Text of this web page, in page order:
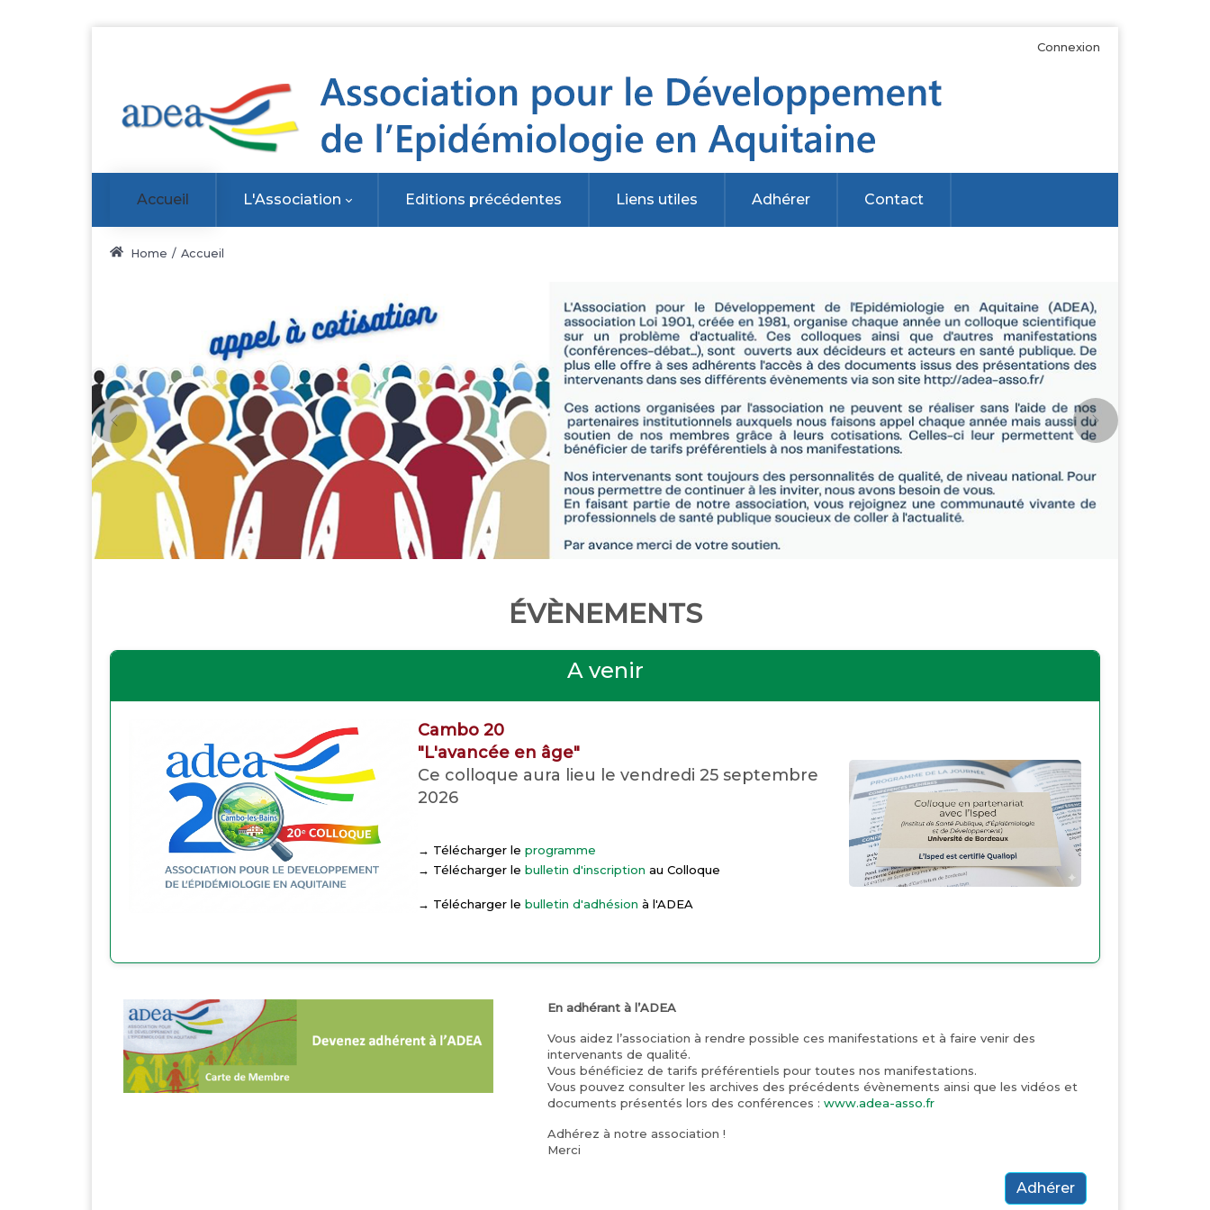
Connexion
Accueil L'Association Editions précédentes Liens utiles Adhérer Contact
Home Accueil
Previous Next
ÉVÈNEMENTS
A venir
Cambo 20
"L'avancée en âge"
Ce colloque aura lieu le vendredi 25 septembre
2026
→ Télécharger le programme
→ Télécharger le bulletin d'inscription au Colloque
→ Télécharger le bulletin d'adhésion à l'ADEA
En adhérant à l’ADEA
Vous aidez l’association à rendre possible ces manifestations et à faire venir des
intervenants de qualité.
Vous bénéficiez de tarifs préférentiels pour toutes nos manifestations.
Vous pouvez consulter les archives des précédents évènements ainsi que les vidéos et
documents présentés lors des conférences : www.adea-asso.fr
Adhérez à notre association !
Merci
Adhérer